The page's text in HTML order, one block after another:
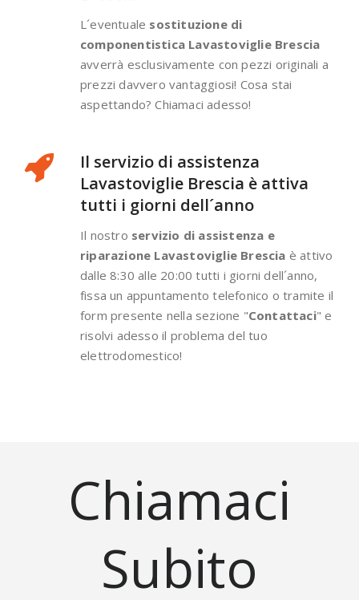
L´eventuale sostituzione di
componentistica Lavastoviglie Brescia
avverrà esclusivamente con pezzi originali a
prezzi davvero vantaggiosi! Cosa stai
aspettando? Chiamaci adesso!
Il servizio di assistenza
Lavastoviglie Brescia è attiva
tutti i giorni dell´anno
Il nostro servizio di assistenza e
riparazione Lavastoviglie Brescia è attivo
dalle 8:30 alle 20:00 tutti i giorni dell´anno,
fissa un appuntamento telefonico o tramite il
form presente nella sezione "Contattaci" e
risolvi adesso il problema del tuo
elettrodomestico!
Chiamaci
Subito